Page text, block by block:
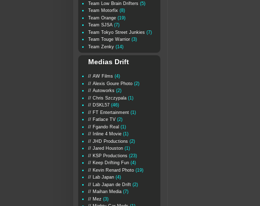
Team Low Brain Drifters (5)
Team Motorfix (8)
Team Orange (19)
Team SJSA (7)
Team Tokyo Street Junkies (7)
Team Touge Warrior (3)
Team Zenky (14)
Medias Drift
// AW Films (4)
// Alexis Goure Photo (2)
// Autoworks (2)
// Chris Szczypala (1)
// DSKL57 (46)
// FT Entertainment (1)
// Fatlace TV (2)
// Fgando Real (1)
// Inline 4 Movie (1)
// JHD Productions (2)
// Jared Houston (1)
// KSP Productions (23)
// Keep Drifting Fun (4)
// Kevin Renard Photo (19)
// Lab Japan (4)
// Lab Japan de Drift (2)
// Maihan Media (7)
// Mez (3)